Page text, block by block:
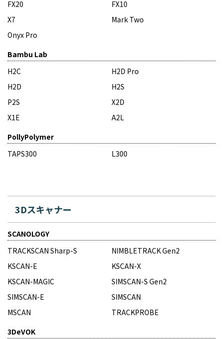
FX20
FX10
X7
Mark Two
Onyx Pro
Bambu Lab
H2C
H2D Pro
H2D
H2S
P2S
X2D
X1E
A2L
PollyPolymer
TAPS300
L300
3Dスキャナー
SCANOLOGY
TRACKSCAN Sharp-S
NIMBLETRACK Gen2
KSCAN-E
KSCAN-X
KSCAN-MAGIC
SIMSCAN-S Gen2
SIMSCAN-E
SIMSCAN
MSCAN
TRACKPROBE
3DeVOK